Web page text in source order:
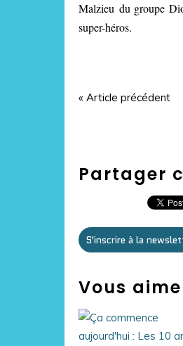
Malzieu du groupe
super-héros.
« Article précédent
Partager
S'inscrire à la
Vous